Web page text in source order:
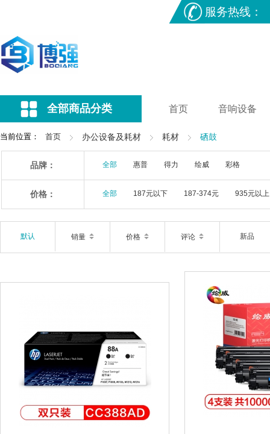
服务热线：
全部商品分类 首页 音响设备
当前位置： 首页 办公设备及耗材 耗材 硒鼓
品牌： 全部 惠普 得力 绘威 彩格
价格： 全部 187元以下 187-374元 935元以上
默认 销量 价格 评论 新品